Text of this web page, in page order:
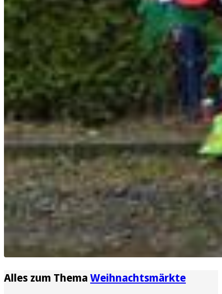
Alles zum Thema Weihnachtsmärkte